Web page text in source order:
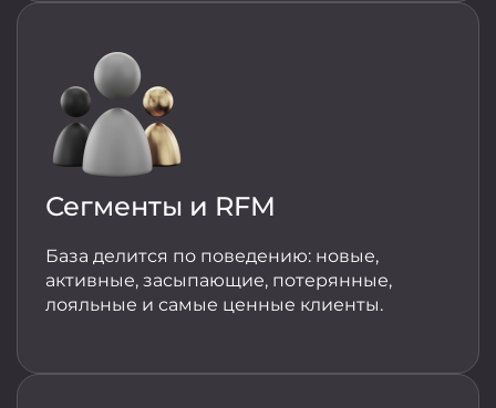
Сегменты и RFM
База делится по поведению: новые,
активные, засыпающие, потерянные,
лояльные и самые ценные клиенты.